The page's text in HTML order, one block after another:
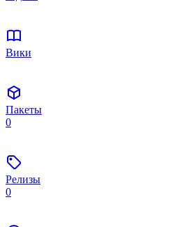
Вики
Пакеты
0
Релизы
0